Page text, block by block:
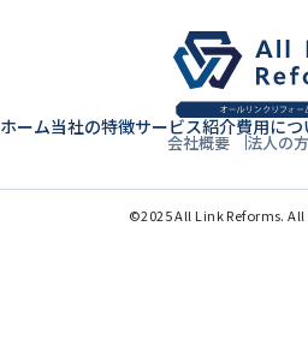
ホーム当社の特徴サービス紹介費用につ
会社概要 法人の
©2025 All Link Reforms.